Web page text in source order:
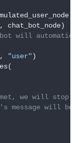
bot will
, "user")
we will stop
message will be